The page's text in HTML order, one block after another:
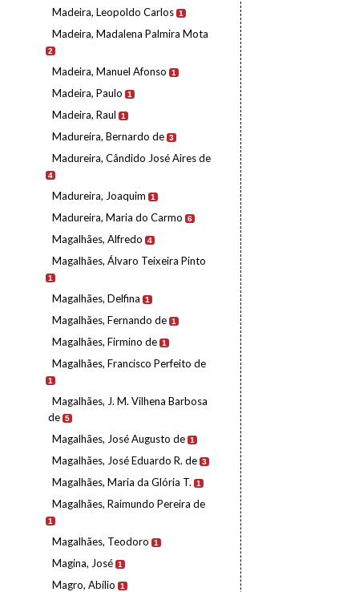
Madeira, Leopoldo Carlos 1
Madeira, Madalena Palmira Mota
2
Madeira, Manuel Afonso 1
Madeira, Paulo 1
Madeira, Raul 1
Madureira, Bernardo de 3
Madureira, Cândido José Aires de
4
Madureira, Joaquim 1
Madureira, Maria do Carmo 6
Magalhães, Alfredo 4
Magalhães, Álvaro Teixeira Pinto
1
Magalhães, Delfina 1
Magalhães, Fernando de 1
Magalhães, Firmino de 1
Magalhães, Francisco Perfeito de
1
Magalhães, J. M. Vilhena Barbosa
de 5
Magalhães, José Augusto de 1
Magalhães, José Eduardo R. de 3
Magalhães, Maria da Glória T. 1
Magalhães, Raimundo Pereira de
1
Magalhães, Teodoro 1
Magina, José 1
Magro, Abílio 1